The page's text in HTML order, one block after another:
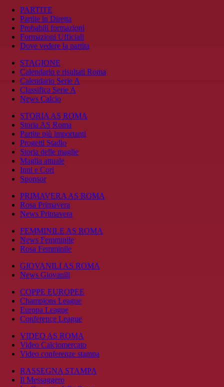
PARTITE
Partite in Diretta
Probabili formazioni
Formazioni Ufficiali
Dove vedere la partita
STAGIONE
Calendario e risultati Roma
Calendario Serie A
Classifica Serie A
News Calcio
STORIA AS ROMA
Storia AS Roma
Partite più importanti
Progetti Stadio
Storia delle maglie
Maglia attuale
Inni e Cori
Sponsor
PRIMAVERA AS ROMA
Rosa Primavera
News Primavera
FEMMINILE AS ROMA
News Femminile
Rosa Femminile
GIOVANILI AS ROMA
News Giovanili
COPPE EUROPEE
Champions League
Europa League
Conference League
VIDEO AS ROMA
Video Calciomercato
Video conferenze stampa
RASSEGNA STAMPA
Il Messaggero